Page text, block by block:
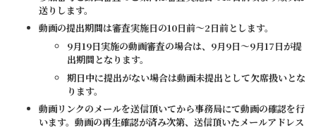
送りします。
動画の提出期間は審査実施日の10日前～2日前とします。
9月19日実施の動画審査の場合は、9月9日～9月17日が提
出期間となります。
期日中に提出がない場合は動画未提出として欠席扱いとな
ります。
動画リンクのメールを送信頂いてから事務局にて動画の確認を行
います。動画の再生確認が済み次第、送信頂いたメールアドレス